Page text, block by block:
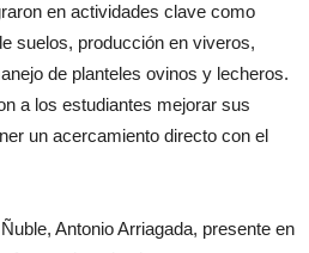
en actividades clave como
suelos, producción en viveros,
de planteles ovinos y lecheros.
a los estudiantes mejorar sus
un acercamiento directo con el
Antonio Arriagada, presente en